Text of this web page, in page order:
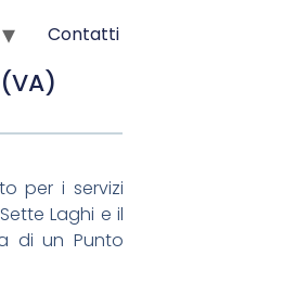
Contatti
per i servizi
Laghi e il
di un Punto